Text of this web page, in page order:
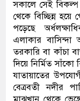
সকালে সেই বিকল্প
থেকে বিচ্ছিন্ন হয়ে
পড়েছে
এলাকার
তরকারি বা কাঁচা
দিয়ে নির্মিত সাঁকো
যাতায়াতের
বেত্রবতী নদীর